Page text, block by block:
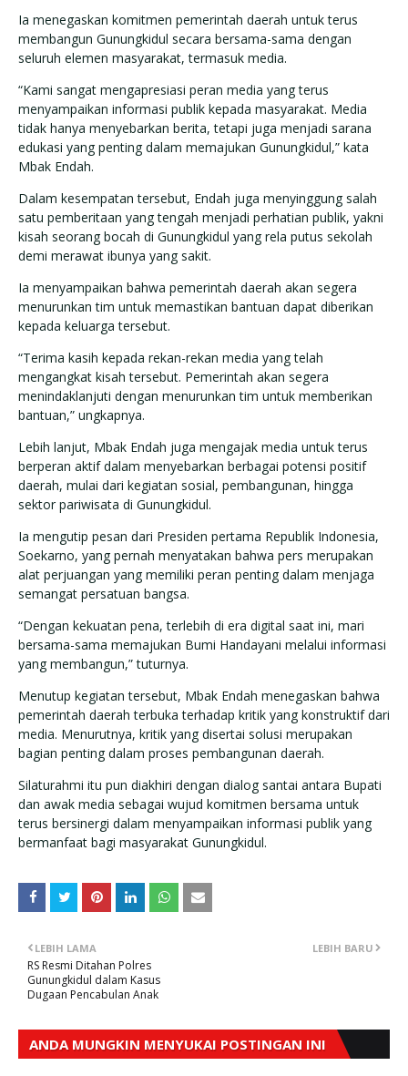
Ia menegaskan komitmen pemerintah daerah untuk terus
membangun Gunungkidul secara bersama-sama dengan
seluruh elemen masyarakat, termasuk media.
“Kami sangat mengapresiasi peran media yang terus
menyampaikan informasi publik kepada masyarakat. Media
tidak hanya menyebarkan berita, tetapi juga menjadi sarana
edukasi yang penting dalam memajukan Gunungkidul,” kata
Mbak Endah.
Dalam kesempatan tersebut, Endah juga menyinggung salah
satu pemberitaan yang tengah menjadi perhatian publik, yakni
kisah seorang bocah di Gunungkidul yang rela putus sekolah
demi merawat ibunya yang sakit.
Ia menyampaikan bahwa pemerintah daerah akan segera
menurunkan tim untuk memastikan bantuan dapat diberikan
kepada keluarga tersebut.
“Terima kasih kepada rekan-rekan media yang telah
mengangkat kisah tersebut. Pemerintah akan segera
menindaklanjuti dengan menurunkan tim untuk memberikan
bantuan,” ungkapnya.
Lebih lanjut, Mbak Endah juga mengajak media untuk terus
berperan aktif dalam menyebarkan berbagai potensi positif
daerah, mulai dari kegiatan sosial, pembangunan, hingga
sektor pariwisata di Gunungkidul.
Ia mengutip pesan dari Presiden pertama Republik Indonesia,
Soekarno, yang pernah menyatakan bahwa pers merupakan
alat perjuangan yang memiliki peran penting dalam menjaga
semangat persatuan bangsa.
“Dengan kekuatan pena, terlebih di era digital saat ini, mari
bersama-sama memajukan Bumi Handayani melalui informasi
yang membangun,” tuturnya.
Menutup kegiatan tersebut, Mbak Endah menegaskan bahwa
pemerintah daerah terbuka terhadap kritik yang konstruktif dari
media. Menurutnya, kritik yang disertai solusi merupakan
bagian penting dalam proses pembangunan daerah.
Silaturahmi itu pun diakhiri dengan dialog santai antara Bupati
dan awak media sebagai wujud komitmen bersama untuk
terus bersinergi dalam menyampaikan informasi publik yang
bermanfaat bagi masyarakat Gunungkidul.
LEBIH BARU
LEBIH LAMA
RS Resmi Ditahan Polres
Gunungkidul dalam Kasus
Dugaan Pencabulan Anak
ANDA MUNGKIN MENYUKAI POSTINGAN INI